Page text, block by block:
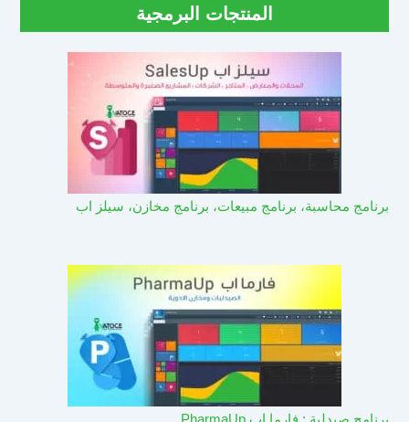
المنتجات البرمجية
برنامج محاسبة، برنامج مبيعات، برنامج مخازن، سيلز اب